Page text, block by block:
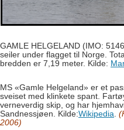
GAMLE HELGELAND (IMO:
seiler under flagget til Norge.
bredden er 7,19 meter. Kilde:
MS «Gamle Helgeland» er et
sveiset med klinkete spant.
verneverdig skip, og har
Sandnessjøen. Kilde:Wikipedia.
2006)